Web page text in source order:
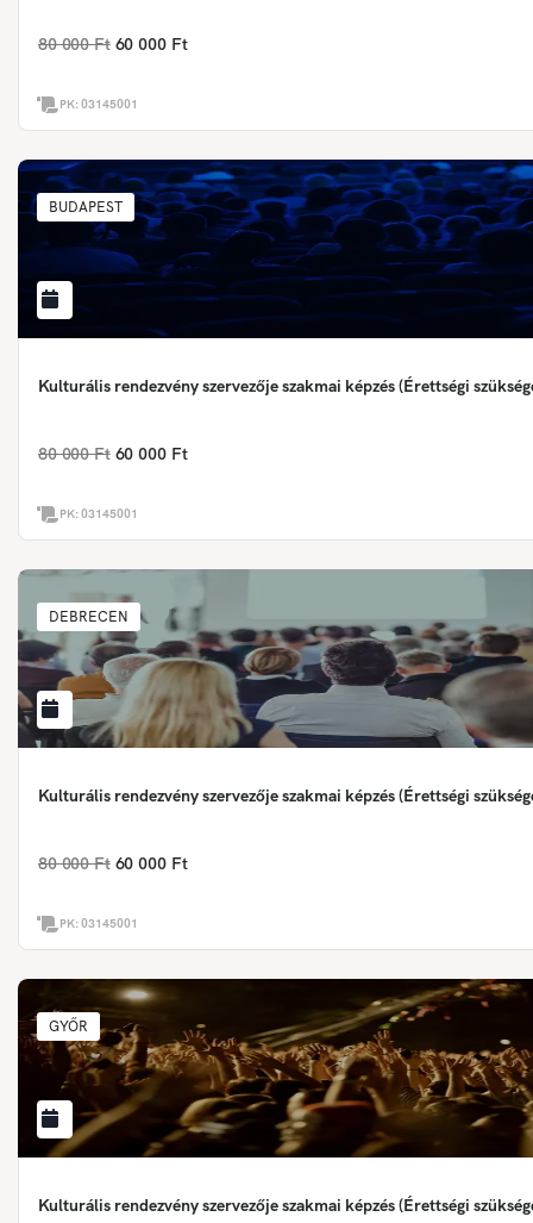
80 000 Ft 60 000 Ft
PK:03145001
BUDAPEST
Kulturális rendezvény szervezője szakmai képzés (Érettségi
80 000 Ft 60 000 Ft
PK:03145001
DEBRECEN
Kulturális rendezvény szervezője szakmai képzés (Érettségi
80 000 Ft 60 000 Ft
PK:03145001
GYŐR
Kulturális rendezvény szervezője szakmai képzés (Érettségi